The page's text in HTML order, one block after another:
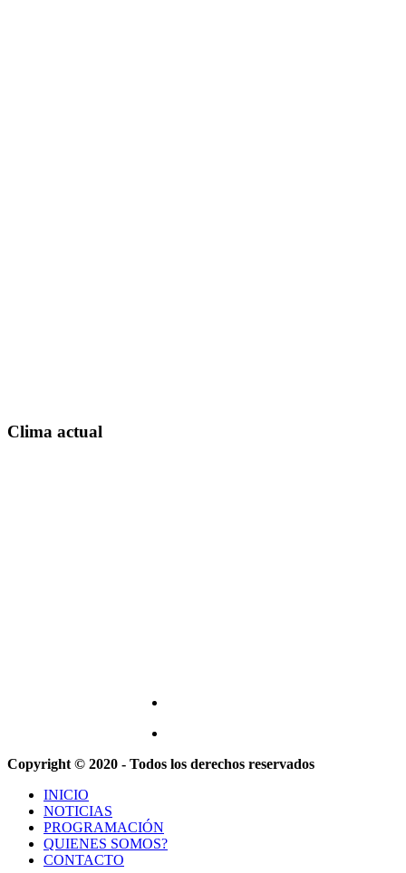
Clima actual
Copyright © 2020 - Todos los derechos reservados
INICIO
NOTICIAS
PROGRAMACIÓN
QUIENES SOMOS?
CONTACTO